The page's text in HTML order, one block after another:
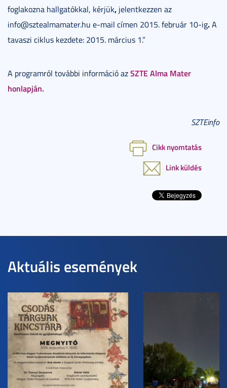
foglakozna hallgatókkal, kérjük, jelentkezzen az
info@sztealmamater.hu e-mail címen 2015. február 10-ig.A
tavaszi ciklus kezdete: 2015. március 1.”
A programról további információ azSZTE Alma Mater
honlapján.
SZTEinfo
Cikk nyomtatás
Link küldés
Aktuális események